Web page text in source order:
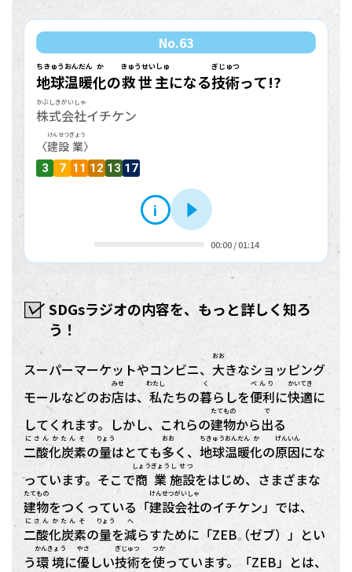
No.63
地球
ちきゅう
温暖
おんだん
化
か
の救世主
きゅうせいしゅ
になる技術
ぎじゅつ
って!?
株式会社
かぶしきがいしゃ
イチケン
3 7 11 12 13 17
〈建設
けんせつ
業
ぎょう
〉
i 再生
00:00/01:14
SDGsラジオの内容を、もっと詳しく知ろ
う！
スーパーマーケットやコンビニ、 大
おお
きなショッピング
モールなどのお店
みせ
は、 私
わたし
たちの暮
く
らしを便利
べんり
に快適
かいてき
に
してくれます。しかし、これらの建物
たてもの
から出
で
る
二酸化炭素
にさんかたんそ
の量
りょう
はとても多
おお
く、 地球
ちきゅう
温暖
おんだん
化
か
の原因
げんいん
にな
っています。そこで商業
しょうぎょう
施設
しせつ
をはじめ、さまざまな
建物
たてもの
をつくっている「建設
けんせつ
会社
がいしゃ
のイチケン」では、
二酸化炭素
にさんかたんそ
の量
りょう
を減
へ
らすために「ZEB（ゼブ）」とい
う環境
かんきょう
に優
やさ
しい技術
ぎじゅつ
を使
つか
っています。「ZEB」とは、